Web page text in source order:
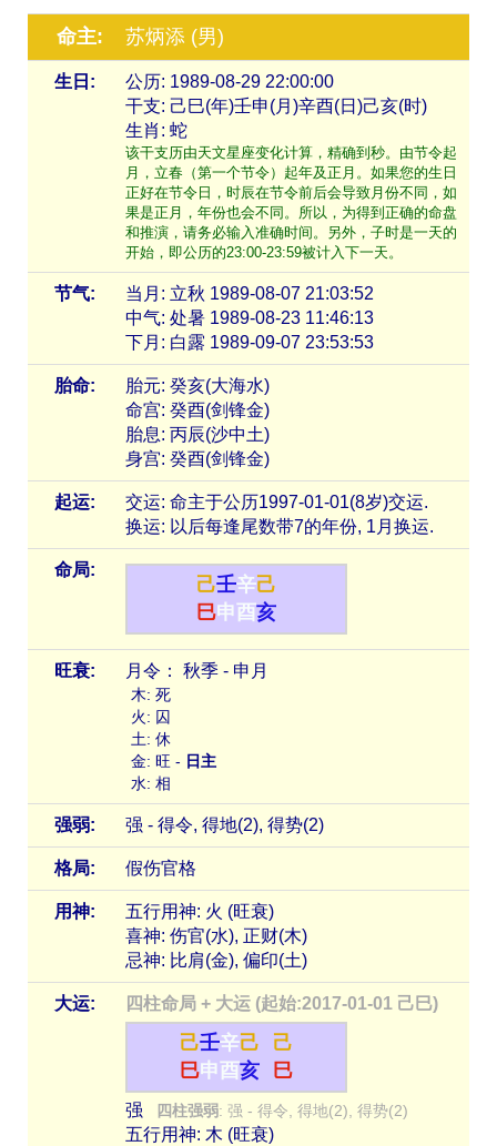
命主: 苏炳添 (男)
生日:
公历: 1989-08-29 22:00:00
干支: 己巳(年)壬申(月)辛酉(日)己亥(时)
生肖: 蛇
该干支历由天文星座变化计算，精确到秒。由节令起
月，立春（第一个节令）起年及正月。如果您的生日
正好在节令日，时辰在节令前后会导致月份不同，如
果是正月，年份也会不同。所以，为得到正确的命盘
和推演，请务必输入准确时间。另外，子时是一天的
开始，即公历的23:00-23:59被计入下一天。
节气:
当月: 立秋 1989-08-07 21:03:52
中气: 处暑 1989-08-23 11:46:13
下月: 白露 1989-09-07 23:53:53
胎命:
胎元: 癸亥(大海水)
命宫: 癸酉(剑锋金)
胎息: 丙辰(沙中土)
身宫: 癸酉(剑锋金)
起运:
交运: 命主于公历1997-01-01(8岁)交运.
换运: 以后每逢尾数带7的年份, 1月换运.
命局:
己壬辛己
巳申 酉亥
旺衰: 月令： 秋季 - 申月
木: 死
火: 囚
土: 休
金: 旺 - 日主
水: 相
强弱: 强 - 得令, 得地(2), 得势(2)
格局: 假伤官格
用神:
五行用神: 火 (旺衰)
喜神: 伤官(水), 正财(木)
忌神: 比肩(金), 偏印(土)
大运: 四柱命局 + 大运 (起始:2017-01-01 己巳)
己壬辛己
己
巳申 酉亥 巳
强 四柱强弱: 强 - 得令, 得地(2), 得势(2)
五行用神: 木 (旺衰)